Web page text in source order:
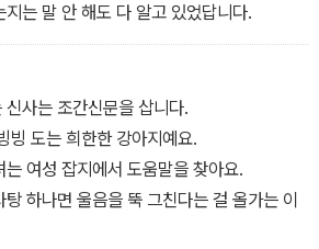
는 말 안 해도 다 알고 있었답니다.
사는 조간신문을 삽니다.
빙 도는 희한한 강아지예요.
여성 잡지에서 도움말을 찾아요.
하나면 울음을 뚝 그친다는 걸 올가는 이